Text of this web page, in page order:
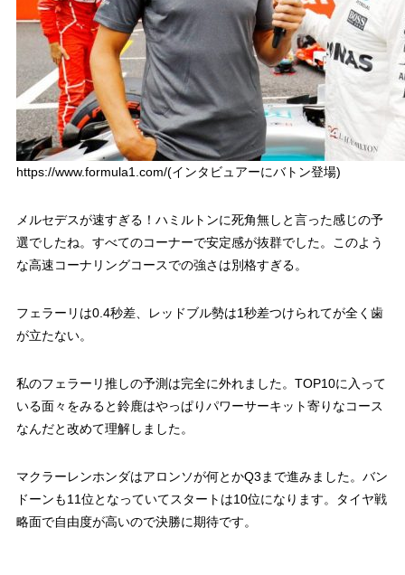
https://www.formula1.com/(インタビュアーにバトン登場)
メルセデスが速すぎる！ハミルトンに死角無しと言った感じの予
選でしたね。すべてのコーナーで安定感が抜群でした。このよう
な高速コーナリングコースでの強さは別格すぎる。
フェラーリは0.4秒差、レッドブル勢は1秒差つけられてが全く歯
が立たない。
私のフェラーリ推しの予測は完全に外れました。TOP10に入って
いる面々をみると鈴鹿はやっぱりパワーサーキット寄りなコース
なんだと改めて理解しました。
マクラーレンホンダはアロンソが何とかQ3まで進みました。バン
ドーンも11位となっていてスタートは10位になります。タイヤ戦
略面で自由度が高いので決勝に期待です。